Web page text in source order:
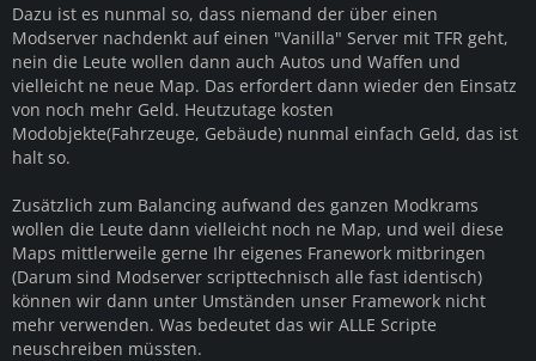
Dazu ist es nunmal so, dass niemand der über einen
Modserver nachdenkt auf einen "Vanilla" Server mit TFR geht,
nein die Leute wollen dann auch Autos und Waffen und
vielleicht ne neue Map. Das erfordert dann wieder den Einsatz
von noch mehr Geld. Heutzutage kosten
Modobjekte(Fahrzeuge, Gebäude) nunmal einfach Geld, das ist
halt so.
Zusätzlich zum Balancing aufwand des ganzen Modkrams
wollen die Leute dann vielleicht noch ne Map, und weil diese
Maps mittlerweile gerne Ihr eigenes Franework mitbringen
(Darum sind Modserver scripttechnisch alle fast identisch)
können wir dann unter Umständen unser Framework nicht
mehr verwenden. Was bedeutet das wir ALLE Scripte
neuschreiben müssten.